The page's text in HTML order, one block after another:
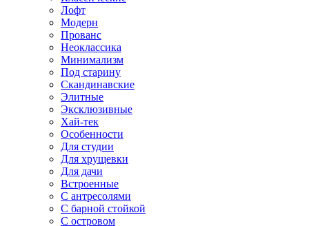
Лофт
Модерн
Прованс
Неоклассика
Минимализм
Под старину
Скандинавские
Элитные
Эксклюзивные
Хай-тек
Особенности
Для студии
Для хрущевки
Для дачи
Встроенные
С антресолями
С барной стойкой
С островом